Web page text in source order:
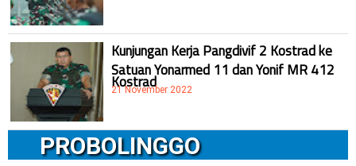
Kunjungan Kerja Pangdivif 2 Kostrad ke
Satuan Yonarmed 11 dan Yonif MR 412
Kostrad
21 November 2022
PROBOLINGGO